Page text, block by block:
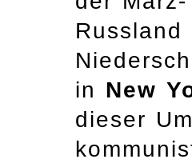
in New
dieser